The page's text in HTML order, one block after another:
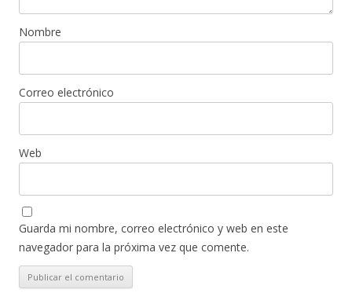
Nombre
Correo electrónico
Web
Guarda mi nombre, correo electrónico y web en este
navegador para la próxima vez que comente.